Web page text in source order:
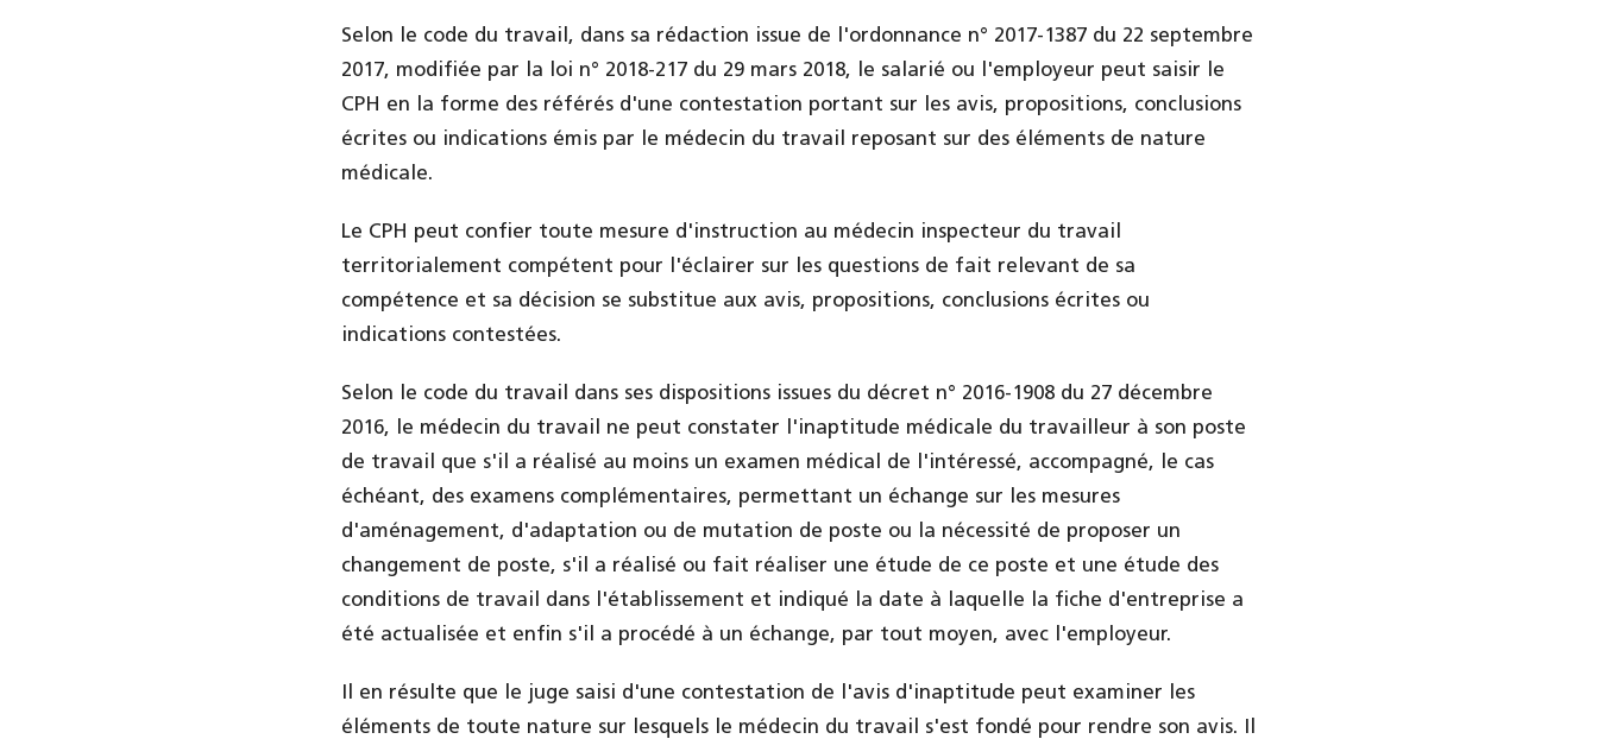
Selon le code du travail, dans sa rédaction issue de l'ordonnance n° 2017-1387 du 22 septembre
2017, modifiée par la loi n° 2018-217 du 29 mars 2018, le salarié ou l'employeur peut saisir le
CPH en la forme des référés d'une contestation portant sur les avis, propositions, conclusions
écrites ou indications émis par le médecin du travail reposant sur des éléments de nature
médicale.
Le CPH peut confier toute mesure d'instruction au médecin inspecteur du travail
territorialement compétent pour l'éclairer sur les questions de fait relevant de sa
compétence et sa décision se substitue aux avis, propositions, conclusions écrites ou
indications contestées.
Selon le code du travail dans ses dispositions issues du décret n° 2016-1908 du 27 décembre
2016, le médecin du travail ne peut constater l'inaptitude médicale du travailleur à son poste
de travail que s'il a réalisé au moins un examen médical de l'intéressé, accompagné, le cas
échéant, des examens complémentaires, permettant un échange sur les mesures
d'aménagement, d'adaptation ou de mutation de poste ou la nécessité de proposer un
changement de poste, s'il a réalisé ou fait réaliser une étude de ce poste et une étude des
conditions de travail dans l'établissement et indiqué la date à laquelle la fiche d'entreprise a
été actualisée et enfin s'il a procédé à un échange, par tout moyen, avec l'employeur.
Il en résulte que le juge saisi d'une contestation de l'avis d'inaptitude peut examiner les
éléments de toute nature sur lesquels le médecin du travail s'est fondé pour rendre son avis. Il